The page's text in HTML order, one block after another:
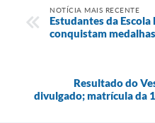
NOTÍCIA MAIS RECENTE
Estudantes da
conquistam
Resultado do
divulgado; matrícula da